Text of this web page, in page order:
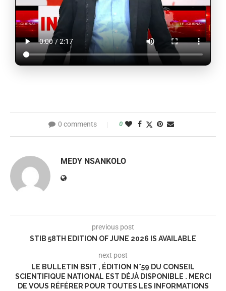
0 comments 0
MEDY NSANKOLO
previous post
STIB 58TH EDITION OF JUNE 2026 IS AVAILABLE
next post
LE BULLETIN BSIT , ÉDITION N°59 DU CONSEIL
SCIENTIFIQUE NATIONAL EST DÉJÀ DISPONIBLE . MERCI
DE VOUS RÉFÉRER POUR TOUTES LES INFORMATIONS